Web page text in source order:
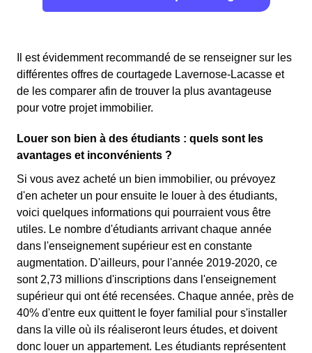
Il est évidemment recommandé de se renseigner sur les
différentes offres de courtagede Lavernose-Lacasse et
de les comparer afin de trouver la plus avantageuse
pour votre projet immobilier.
Louer son bien à des étudiants : quels sont les
avantages et inconvénients ?
Si vous avez acheté un bien immobilier, ou prévoyez
d'en acheter un pour ensuite le louer à des étudiants,
voici quelques informations qui pourraient vous être
utiles. Le nombre d'étudiants arrivant chaque année
dans l'enseignement supérieur est en constante
augmentation. D'ailleurs, pour l'année 2019-2020, ce
sont 2,73 millions d'inscriptions dans l'enseignement
supérieur qui ont été recensées. Chaque année, près de
40% d'entre eux quittent le foyer familial pour s'installer
dans la ville où ils réaliseront leurs études, et doivent
donc louer un appartement. Les étudiants représentent